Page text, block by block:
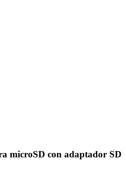
microSD con adaptador SD